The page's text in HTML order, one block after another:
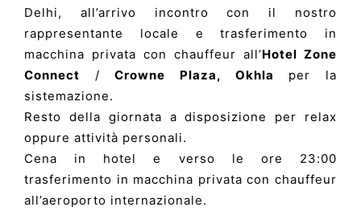
Delhi, all’arrivo incontro con il nostro
rappresentante locale e trasferimento in
macchina privata con chauffeur all’Hotel Zone
Connect /Crowne Plaza, Okhla per la
sistemazione.
Resto della giornata a disposizione per relax
oppure attività personali.
Cena in hotel e verso le ore 23:00
trasferimento in macchina privata con chauffeur
all’aeroporto internazionale.